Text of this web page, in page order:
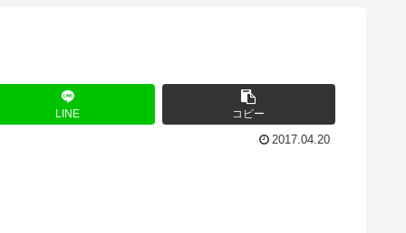
LINE コピー
2017.04.20